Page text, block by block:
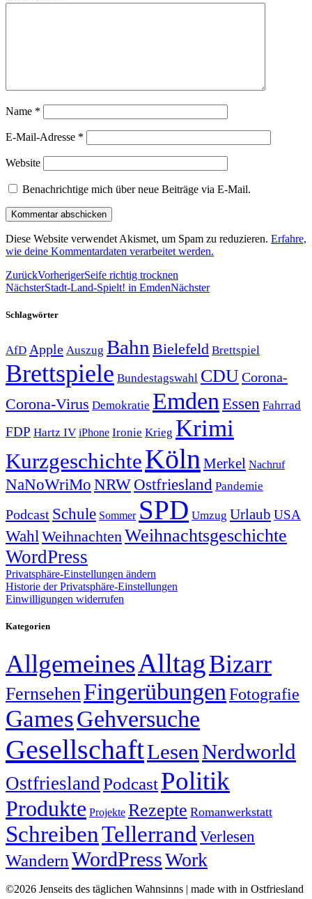
Name *
E-Mail-Adresse *
Website
Benachrichtige mich über neue Beiträge via E-Mail.
Diese Website verwendet Akismet, um Spam zu reduzieren. Erfahre,
wie deine Kommentardaten verarbeitet werden.
ZurückVorherigerSeife richtig trocknen
NächsterStadt-Land-Spielt! in EmdenNächster
Schlagwörter
AfD Apple Auszug Bahn Bielefeld Brettspiel
Brettspiele Bundestagswahl CDUCorona-
Corona-Virus Demokratie Emden Essen Fahrrad
FDP Hartz IV iPhone Ironie Krieg Krimi
KurzgeschichteKölnMerkel Nachruf
NaNoWriMo NRWOstfriesland Pandemie
Podcast Schule Sommer SPD Umzug Urlaub USA
Wahl WeihnachtenWeihnachtsgeschichte
WordPress
Privatsphäre-Einstellungen ändern
Historie der Privatsphäre-Einstellungen
Einwilligungen widerrufen
Kategorien
AllgemeinesAlltagBizarr
FernsehenFingerübungenFotografie
GamesGehversuche
GesellschaftLesenNerdworld
OstfrieslandPodcastPolitik
Produkte Projekte Rezepte Romanwerkstatt
SchreibenTellerrandVerlesen
WandernWordPressWork
©2026 Jenseits des täglichen Wahnsinns | made with in Ostfriesland